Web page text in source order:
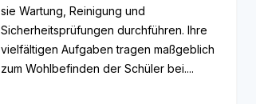
sie Wartung, Reinigung und
Sicherheitsprüfungen durchführen. Ihre
vielfältigen Aufgaben tragen maßgeblich
zum Wohlbefinden der Schüler bei....